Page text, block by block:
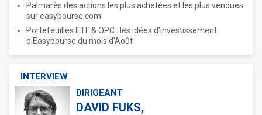
Palmarès des actions les plus achetées et les plus vendues
sur easybourse.com
Portefeuilles ETF & OPC : les idées d'investissement
d'Easybourse du mois d'Août
INTERVIEW
DIRIGEANT
DAVID FUKS,